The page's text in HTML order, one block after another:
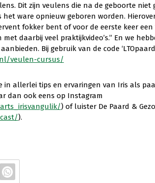
Dit zijn veulens die na de geboorte niet
ware opnieuw geboren worden.
fokker bent of voor de eerste keer
daarbij veel praktijkvideo’s.” En we
Bij gebruik van de code
veulen-cursus/
in allerlei tips en ervaringen van Iris als
dan ook eens op Instagram
) of luister De Paard &
).